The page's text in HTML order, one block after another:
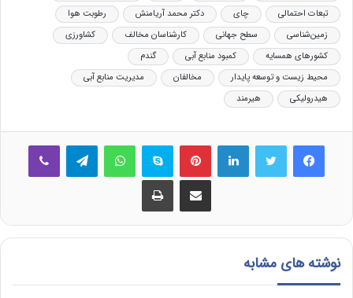
تبعات احتمالی
چای دکتر محمد آریامنش
رطوبت هوا
زمین‌شناسی
سطح جهانی کارشناسان مخالف
کشاورزی
کشورهای همسایه
کمبود منابع آبی
گندم
محیط زیست و توسعه پایدار
مخالفان
مدیریت منابع آبی
هیدرولیکی
هیرمند
فیس بوک لینکدین ‫پین‌ترست اسکایپ واتس آپ
اشتراک گذاری از طریق ایمیل چاپ
نوشته های مشابه